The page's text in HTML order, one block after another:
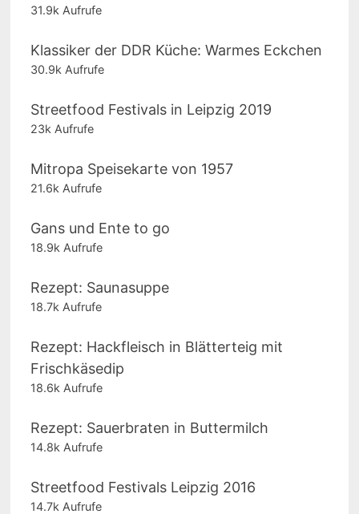
31.9k Aufrufe
Klassiker der DDR Küche: Warmes Eckchen
30.9k Aufrufe
Streetfood Festivals in Leipzig 2019
23k Aufrufe
Mitropa Speisekarte von 1957
21.6k Aufrufe
Gans und Ente to go
18.9k Aufrufe
Rezept: Saunasuppe
18.7k Aufrufe
Rezept: Hackfleisch in Blätterteig mit
Frischkäsedip
18.6k Aufrufe
Rezept: Sauerbraten in Buttermilch
14.8k Aufrufe
Streetfood Festivals Leipzig 2016
14.7k Aufrufe